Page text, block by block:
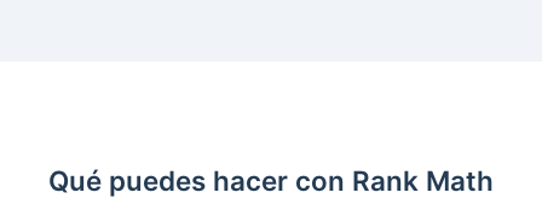
Qué puedes hacer con Rank Math